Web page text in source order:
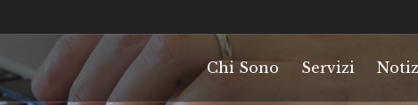
Chi Sono Servizi